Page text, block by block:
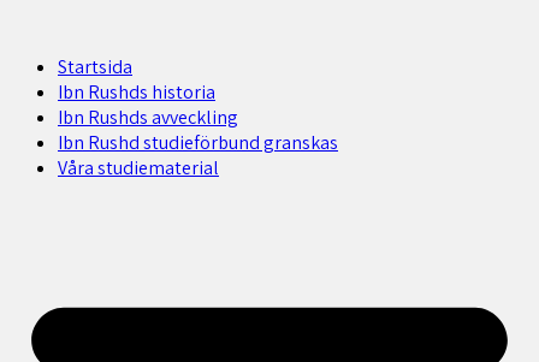
Startsida
Ibn Rushds historia
Ibn Rushds avveckling
Ibn Rushd studieförbund granskas​
Våra studiematerial